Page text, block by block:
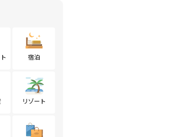
宿泊
リゾート